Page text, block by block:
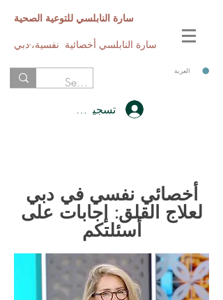
سارة النابلسي للتوعية الصحية
سارة النابلسي أخصائية نفسية،-دبي
العربة
تسجيل الدخول
أخصائي نفسي في دبي
لعلاج القلق: إجابات على
أسئلتكم